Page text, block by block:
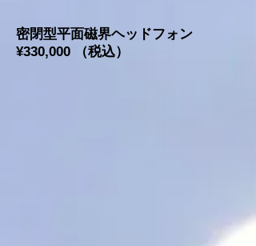
密閉型平面磁界ヘッドフォン
¥330,000 （税込）